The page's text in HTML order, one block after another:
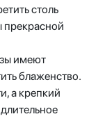
столь
прекрасной
имеют
блаженство.
а крепкий